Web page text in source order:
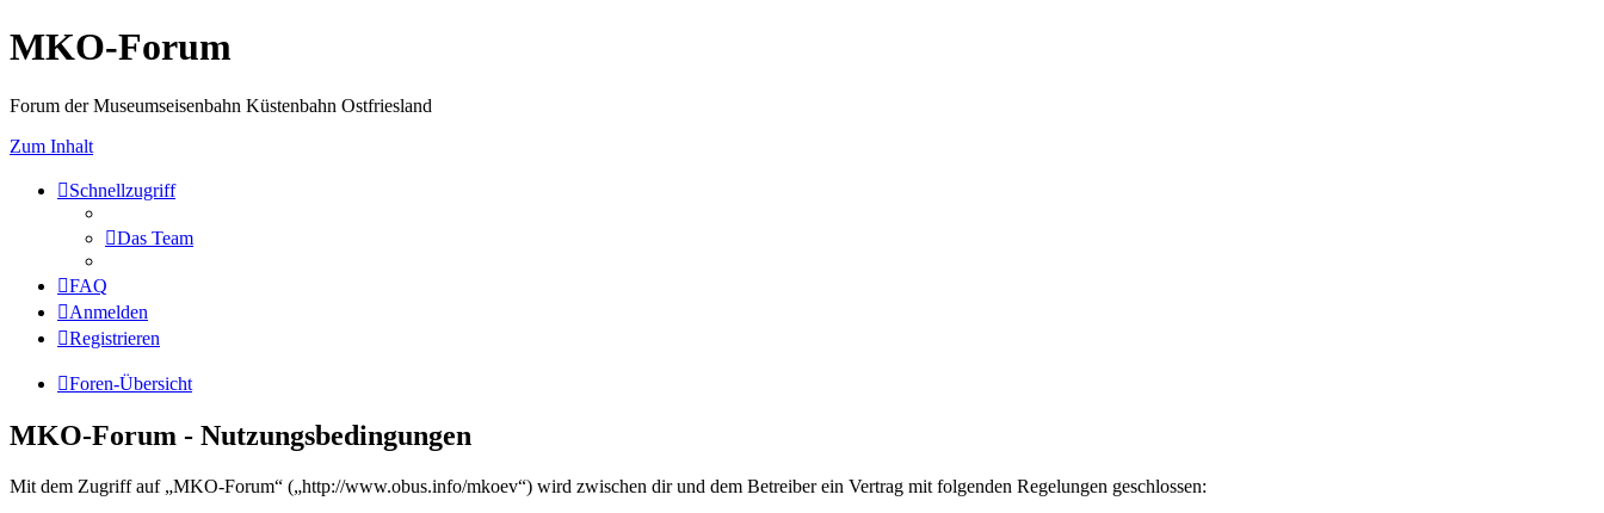
MKO-Forum
Forum der Museumseisenbahn Küstenbahn Ostfriesland
Zum Inhalt
Schnellzugriff
Das Team
FAQ
Anmelden
Registrieren
Foren-Übersicht
MKO-Forum - Nutzungsbedingungen
Mit dem Zugriff auf „MKO-Forum“ („http://www.obus.info/mkoev“) wird zwischen dir und dem Betreiber ein Vertrag mit folgenden Regelungen geschlossen: